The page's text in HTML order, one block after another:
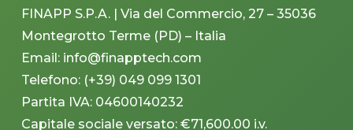
FINAPP S.P.A. | Via del Commercio, 27 – 35036
Montegrotto Terme (PD) – Italia
Email: info@finapptech.com
Telefono: (+39) 049 099 1301
Partita IVA: 04600140232
Capitale sociale versato: €71,600.00 i.v.